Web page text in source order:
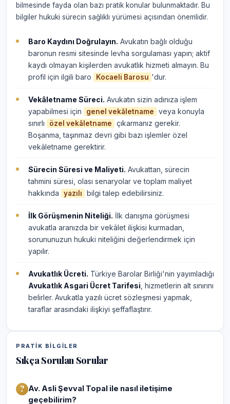
bilmesinde fayda olan bazı pratik konular bulunmaktadır. Bu
bilgiler hukuki sürecin sağlıklı yürümesi açısından önemlidir.
Baro Kaydını Doğrulayın. Avukatın bağlı olduğu
baronun resmi sitesinde levha sorgulaması yapın; aktif
kaydı olmayan kişilerden avukatlık hizmeti almayın. Bu
profil için ilgili baro
Kocaeli Barosu 'dur.
Vekâletname Süreci. Avukatın sizin adınıza işlem
yapabilmesi için
genel vekâletname
veya konuyla
sınırlı
özel vekâletname
çıkarmanız gerekir.
Boşanma, taşınmaz devri gibi bazı işlemler özel
vekâletname gerektirir.
Sürecin Süresi ve Maliyeti. Avukattan, sürecin
tahmini süresi, olası senaryolar ve toplam maliyet
hakkında
yazılı bilgi talep edebilirsiniz.
İlk Görüşmenin Niteliği. İlk danışma görüşmesi
avukatla aranızda bir vekâlet ilişkisi kurmadan,
sorununuzun hukuki niteliğini değerlendirmek için
yapılır.
Avukatlık Ücreti. Türkiye Barolar Birliği'nin yayımladığı
Avukatlık Asgari Ücret Tarifesi , hizmetlerin alt sınırını
belirler. Avukatla yazılı ücret sözleşmesi yapmak,
taraflar arasındaki ilişkiyi şeffaflaştırır.
PRATIK BILGILER
Sıkça Sorulan Sorular
Av. Asli Şevval Topal ile nasıl iletişime
geçebilirim?